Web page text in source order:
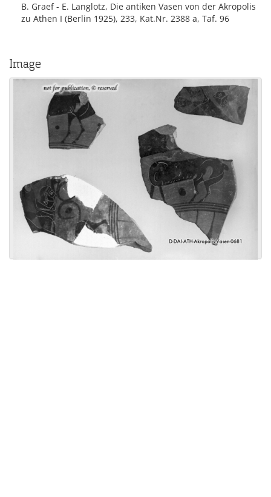
B. Graef - E. Langlotz, Die antiken Vasen von der Akropolis
zu Athen I (Berlin 1925), 233, Kat.Nr. 2388 a, Taf. 96
Image